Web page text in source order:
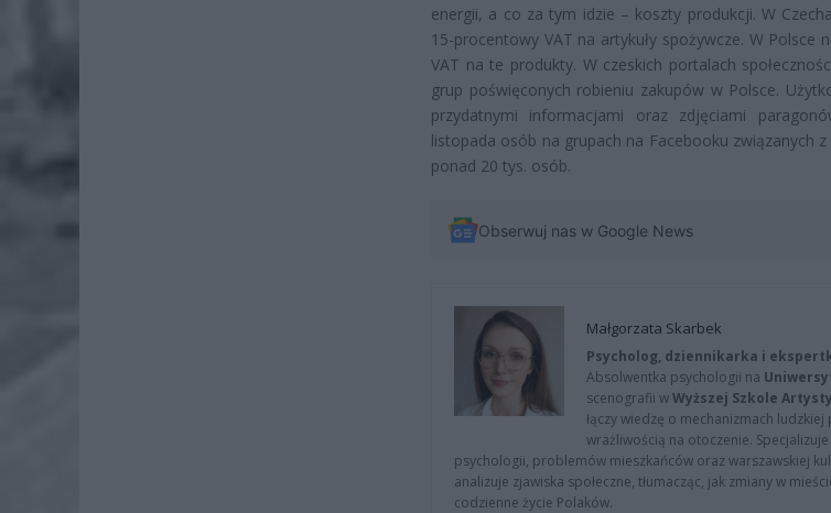
energii, a co za tym idzie – koszty produkcji. W
15-procentowy VAT na artykuły spożywcze. W
VAT na te produkty. W czeskich portalach
grup poświęconych robieniu zakupów w Polsce.
przydatnymi informacjami oraz zdjęciami
listopada osób na grupach na Facebooku związanych
ponad 20 tys. osób.
Obserwuj nas w Google News
Małgorzata Skarbek
Psycholog, dziennikarka i
Absolwentka psychologii na
scenografii wWyższej Szkole
łączy wiedzę o mechanizmach ludzkiej
wrażliwością na otoczenie.
psychologii, problemów mieszkańców oraz warszawskiej
analizuje zjawiska społeczne, tłumacząc, jak zmiany w
codzienne życie Polaków.